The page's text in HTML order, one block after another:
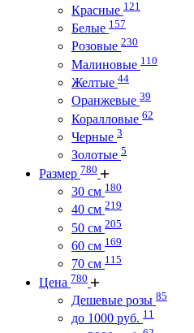
Красные 121
Белые 157
Розовые 230
Малиновые 110
Желтые 44
Оранжевые 39
Коралловые 62
Черные 3
Золотые 5
Размер 780
30 см 180
40 см 219
50 см 205
60 см 169
70 см 115
Цена 780
Дешевые розы 85
до 1000 руб. 11